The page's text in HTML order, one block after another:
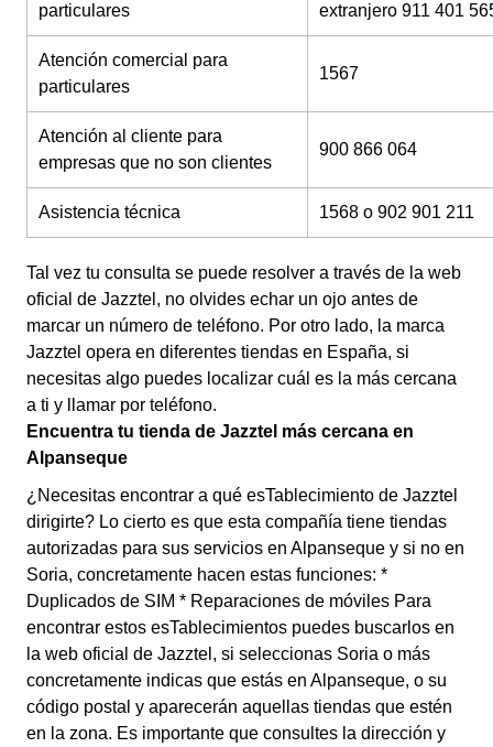
particulares
extranjero 911 401
Atención comercial para
particulares
1567
Atención al cliente para
empresas que no son clientes
900 866 064
Asistencia técnica 1568 o 902 901 211
Tal vez tu consulta se puede resolver a través de la web
oficial de Jazztel, no olvides echar un ojo antes de
marcar un número de teléfono. Por otro lado, la marca
Jazztel opera en diferentes tiendas en España, si
necesitas algo puedes localizar cuál es la más cercana
a ti y llamar por teléfono.
Encuentra tu tienda de Jazztel más cercana en
Alpanseque
¿Necesitas encontrar a qué esTablecimiento de Jazztel
dirigirte? Lo cierto es que esta compañía tiene tiendas
autorizadas para sus servicios en Alpanseque y si no en
Soria, concretamente hacen estas funciones: *
Duplicados de SIM * Reparaciones de móviles Para
encontrar estos esTablecimientos puedes buscarlos en
la web oficial de Jazztel, si seleccionas Soria o más
concretamente indicas que estás en Alpanseque, o su
código postal y aparecerán aquellas tiendas que estén
en la zona. Es importante que consultes la dirección y